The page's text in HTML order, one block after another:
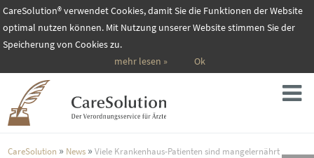
CareSolution® verwendet Cookies, damit Sie die Funktionen der Website
optimal nutzen können. Mit Nutzung unserer Website stimmen Sie der
Speicherung von Cookies zu.
mehr lesen »
Ok
CareSolution » News »Viele Krankenhaus-Patienten sind mangelernährt